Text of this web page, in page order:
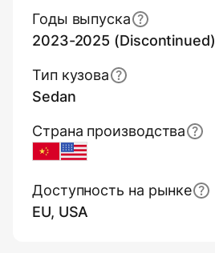
Страна производства
ChinaUSA
Годы выпуска
2023-2025 (Discontinued)
Тип кузова
Sedan
Доступность на рынке
EU, USA